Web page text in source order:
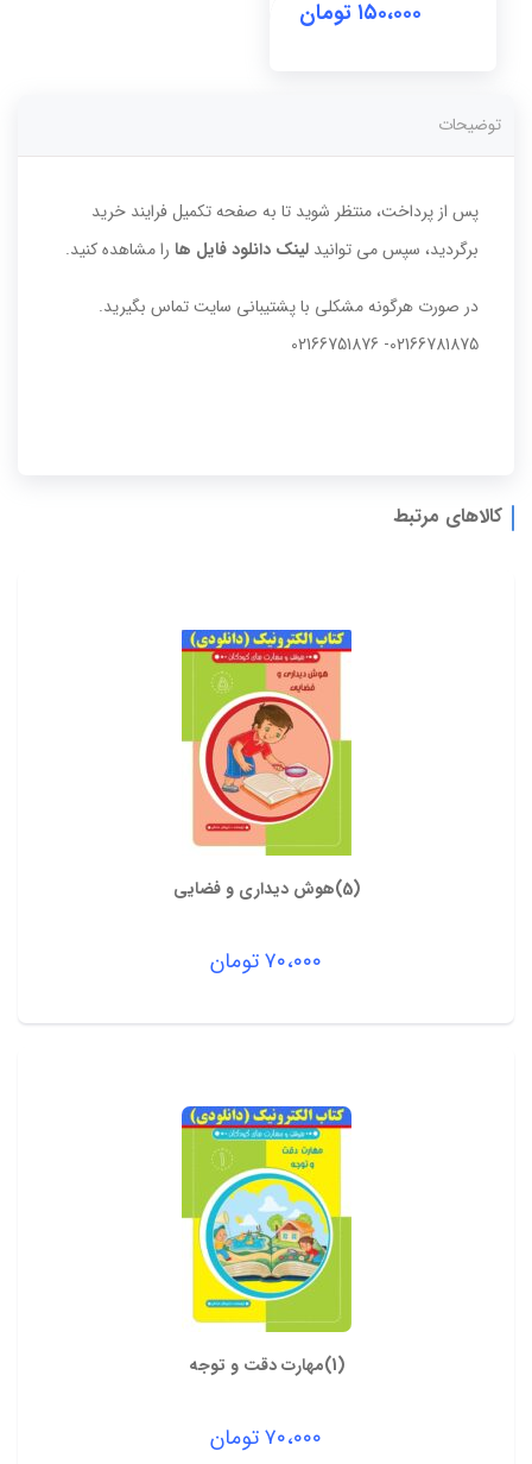
۱۵۰،۰۰۰تومان
توضیحات
پس از پرداخت، منتظر شوید تا به صفحه تکمیل فرایند خرید
برگردید، سپس می توانید لینک دانلود فایل ها را مشاهده کنید.
در صورت هرگونه مشکلی با پشتیبانی سایت تماس بگیرید.
02166781875- 02166751876
کالاهای مرتبط
(5)هوش دیداری و فضایی
۷۰،۰۰۰تومان
(1)مهارت دقت و توجه
۷۰،۰۰۰تومان